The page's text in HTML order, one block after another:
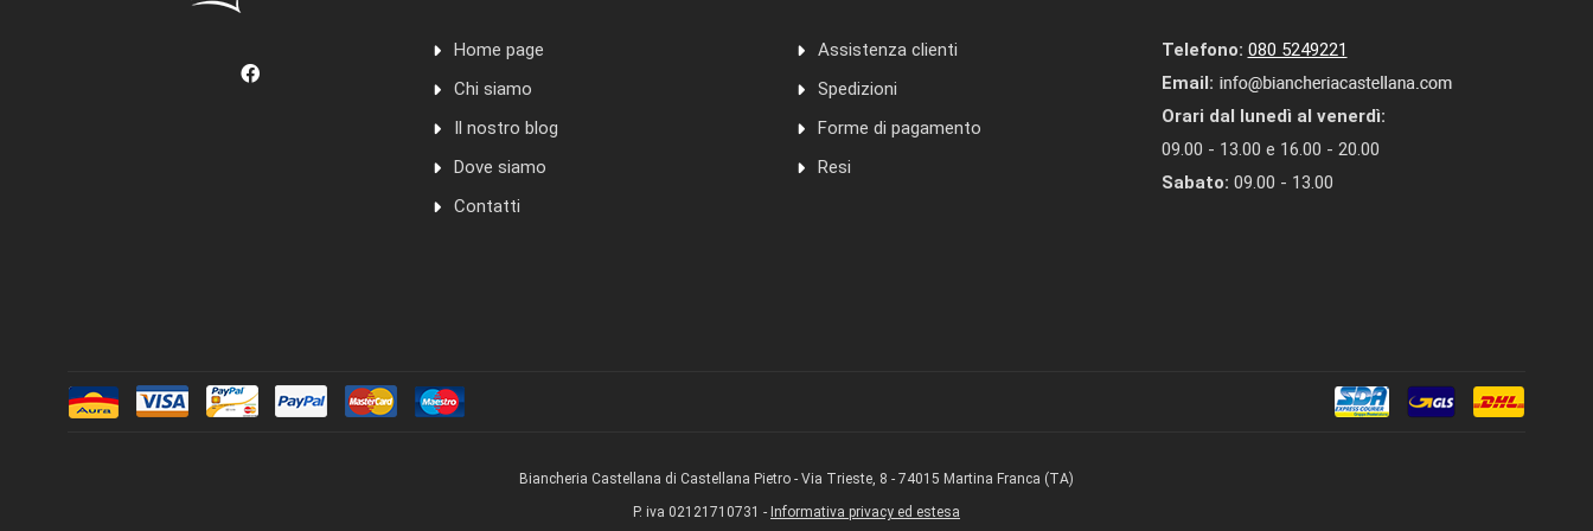
Home page
Chi siamo
Il nostro blog
Dove siamo
Contatti
Assistenza clienti
Spedizioni
Forme di pagamento
Resi
Telefono: 080 5249221
Email:
Orari dal lunedì al venerdì:
09.00 - 13.00 e 16.00 - 20.00
Sabato: 09.00 - 13.00
Biancheria Castellana di Castellana Pietro - Via Trieste, 8 - 74015 Martina Franca (TA)
P. iva 02121710731 - Informativa privacy ed estesa